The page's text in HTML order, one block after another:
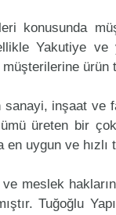
konusunda
Yakutiye ve
ürün
inşaat ve
üreten bir
uygun ve hızlı
meslek
Tuğoğlu